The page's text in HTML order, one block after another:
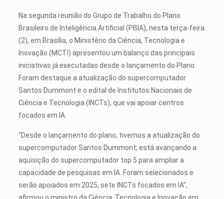
Na segunda reunião do Grupo de Trabalho do Plano
Brasileiro de Inteligência Artificial (PBIA), nesta terça-feira
(2), em Brasília, o Ministério da Ciência, Tecnologia e
Inovação (MCTI) apresentou um balanço das principais
iniciativas já executadas desde o lançamento do Plano.
Foram destaque a atualização do supercomputador
Santos Dummont e o edital de Institutos Nacionais de
Ciência e Tecnologia (INCTs), que vai apoiar centros
focados em IA.
“Desde o lançamento do plano, tivemos a atualização do
supercomputador Santos Dummont; está avançando a
aquisição do supercomputador top 5 para ampliar a
capacidade de pesquisas em IA. Foram selecionados e
serão apoiados em 2025, sete INCTs focados em IA”,
afirmou o ministro da Ciência, Tecnologia e Inovação em